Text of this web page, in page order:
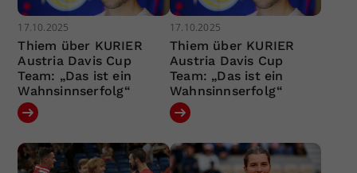
17.10.2025
Thiem über KURIER
Austria Davis Cup
Team: „Das ist ein
Wahnsinnserfolg“
17.10.2025
Thiem über KURIER
Austria Davis Cup
Team: „Das ist ein
Wahnsinnserfolg“